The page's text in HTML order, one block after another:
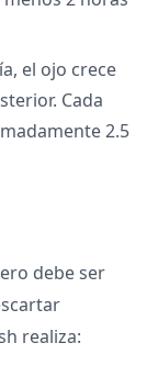
el ojo crece
Cada
2.5
debe ser
realiza: